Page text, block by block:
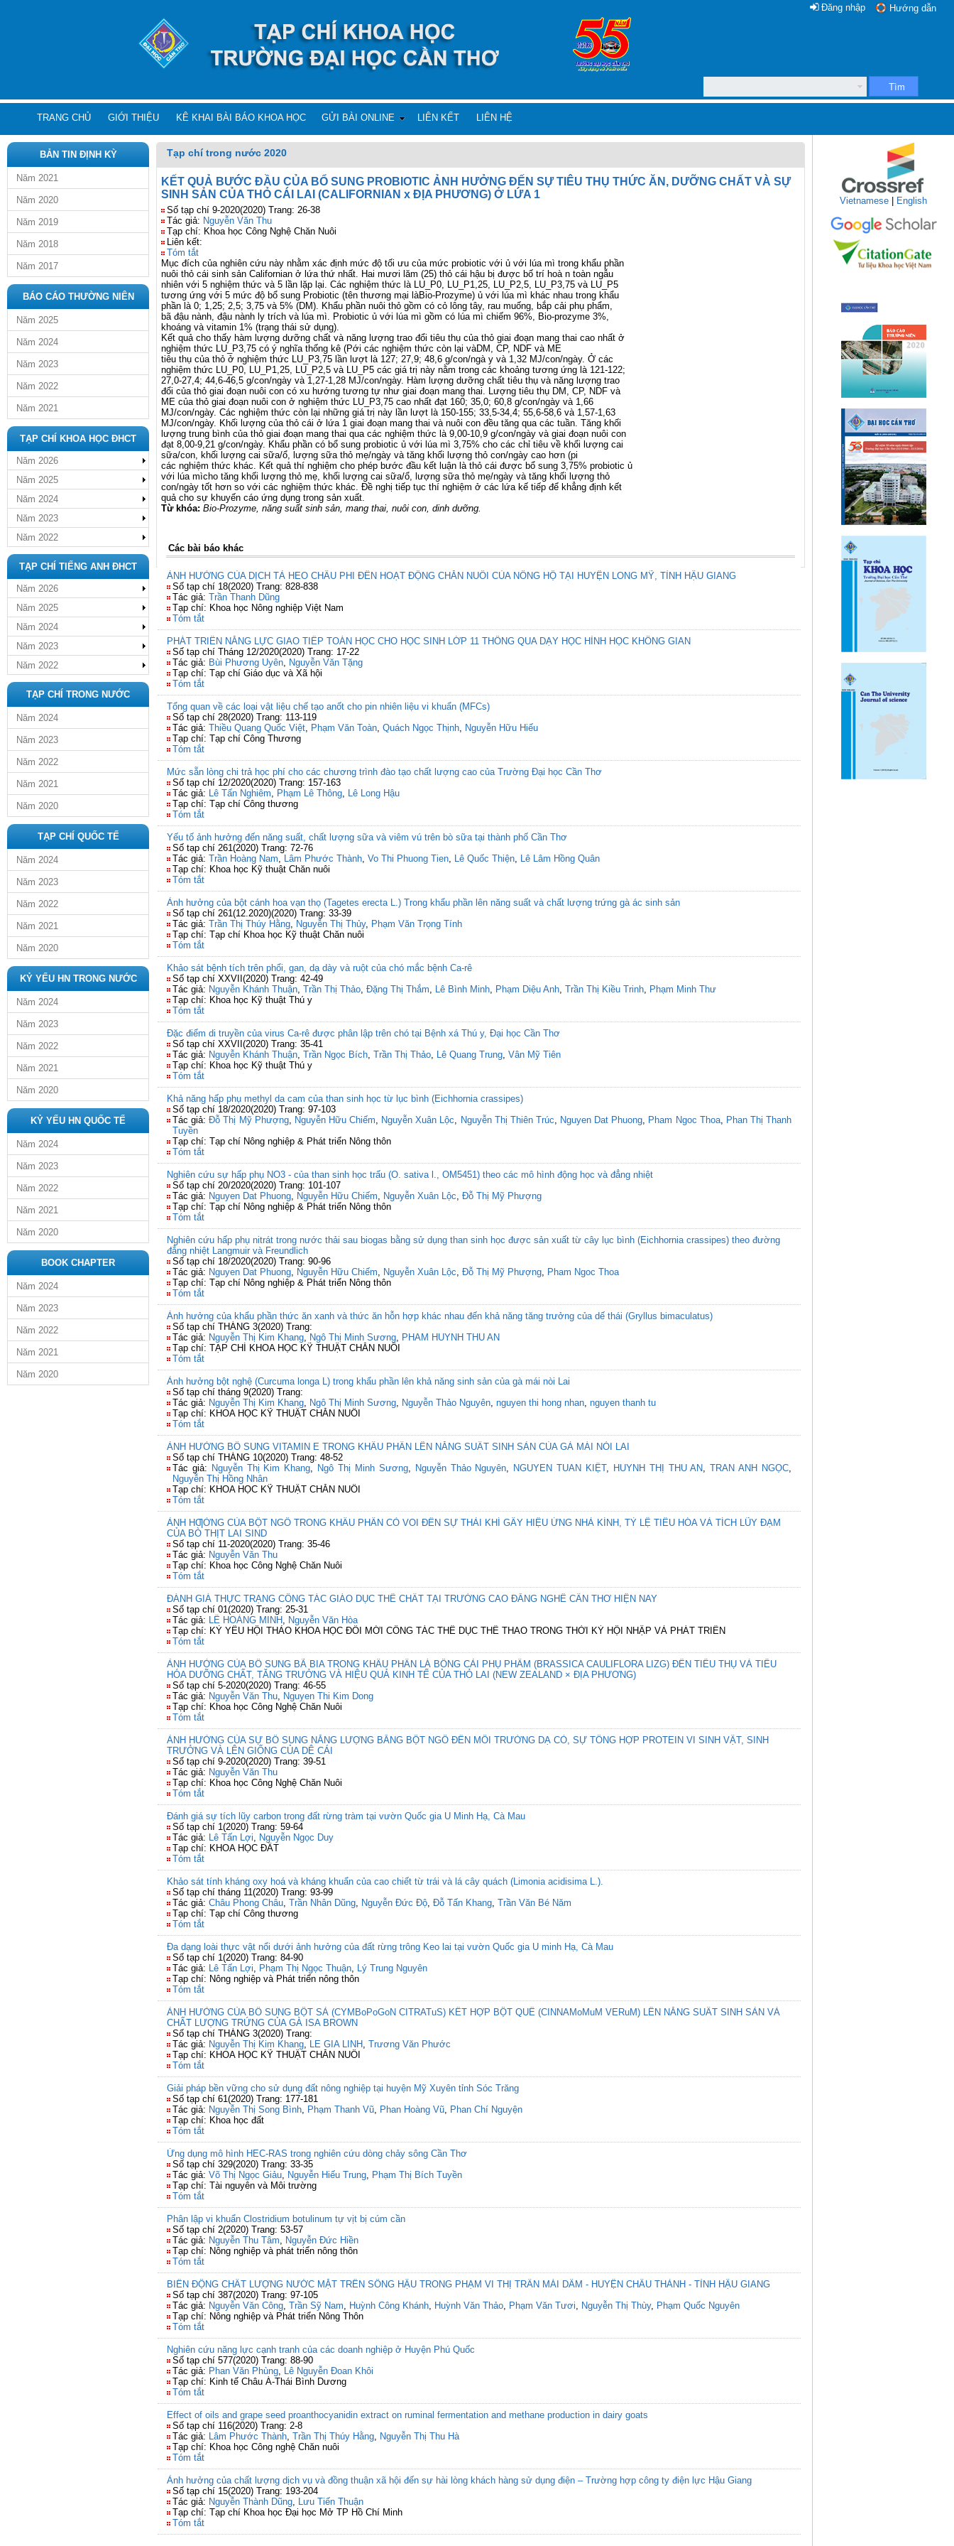
Hướng dẫn
Đăng nhập
Tìm
TRANG CHỦ GIỚI THIỆU KÊ KHAI BÀI BÁO KHOA HỌC GỬI BÀI ONLINE LIÊN KẾT LIÊN HỆ
BẢN TIN ĐỊNH KỲ
Năm 2021
Năm 2020
Năm 2019
Năm 2018
Năm 2017
BÁO CÁO THƯỜNG NIÊN
Năm 2025
Năm 2024
Năm 2023
Năm 2022
Năm 2021
TẠP CHÍ KHOA HỌC ĐHCT
Năm 2026
Năm 2025
Năm 2024
Năm 2023
Năm 2022
TẠP CHÍ TIẾNG ANH ĐHCT
Năm 2026
Năm 2025
Năm 2024
Năm 2023
Năm 2022
TẠP CHÍ TRONG NƯỚC
Năm 2024
Năm 2023
Năm 2022
Năm 2021
Năm 2020
TẠP CHÍ QUỐC TẾ
Năm 2024
Năm 2023
Năm 2022
Năm 2021
Năm 2020
KỶ YẾU HN TRONG NƯỚC
Năm 2024
Năm 2023
Năm 2022
Năm 2021
Năm 2020
KỶ YẾU HN QUỐC TẾ
Năm 2024
Năm 2023
Năm 2022
Năm 2021
Năm 2020
BOOK CHAPTER
Năm 2024
Năm 2023
Năm 2022
Năm 2021
Năm 2020
Tạp chí trong nước 2020
KẾT QUẢ BƯỚC ĐẦU CỦA BỔ SUNG PROBIOTIC ẢNH HƯỞNG ĐẾN SỰ TIÊU THỤ THỨC ĂN, DƯỠNG CHẤT VÀ SỰ
SINH SẢN CỦA THỎ CÁI LAI (CALIFORNIAN x ĐỊA PHƯƠNG) Ở LỨA 1
Số tạp chí 9-2020(2020) Trang: 26-38
Tác giả: Nguyễn Văn Thu
Tạp chí: Khoa học Công Nghệ Chăn Nuôi
Liên kết:
Tóm tắt
Mục đích của nghiên cứu này nhằm xác định mức độ tối ưu của mức probiotic với ủ với lúa mì trong khẩu phần
nuôi thỏ cái sinh sản Californian ở ứa thứ nhất. Hai mươi lăm (25) thỏ cái hậu bị được bố trí hoà n toàn ngẫu
nhiên với 5 nghiệm thức và 5 l ần l ặp l ại. Các nghiệm thức là LU_P0, LU_P1,25, LU_P2,5, LU_P3,75 và LU_P5
tương ứng với 5 mức độ bổ sung Probiotic (tên thương mại làBio-Prozyme) ủ với lúa mì khác nhau trong khẩu
phần là 0; 1,25; 2,5; 3,75 và 5% (DM). Khẩu phần nuôi thỏ gồm có cỏ lông tây, rau muống, bắp cải phụ phẩm,
bã đậu nành, đậu nành ly trích và lúa mì. Probiotic ủ với lúa mì gồm có lúa mì chiếm 96%, Bio-prozyme 3%,
khoáng và vitamin 1% (trạng thái sử dụng).
Kết quả cho thấy hàm lượng dưỡng chất và năng lượng trao đổi tiêu thụ của thỏ giai đoạn mang thai cao nhất ở
nghiệm thức LU_P3,75 có ý nghĩa thống kê (Pới các nghiệm thức còn l ại vàDM, CP, NDF và ME
tiêu thụ của thỏ ở nghiệm thức LU_P3,75 l ần lượt là 127; 27,9; 48,6 g/con/ngà y và 1,32 MJ/con/ngày. Ở các
nghiệm thức LU_P0, LU_P1,25, LU_P2,5 và LU_P5 các giá trị này nằm trong các khoảng tương ứng là 121-122;
27,0-27,4; 44,6-46,5 g/con/ngày và 1,27-1,28 MJ/con/ngày. Hàm lượng dưỡng chất tiêu thụ và năng lượng trao
đổi của thỏ giai đoạn nuôi con có xu hướng tương tự như giai đoạn mang thai. Lượng tiêu thụ DM, CP, NDF và
ME của thỏ giai đoạn nuôi con ở nghiệm thức LU_P3,75 cao nhất đạt 160; 35,0; 60,8 g/con/ngày và 1,66
MJ/con/ngày. Các nghiệm thức còn l ại những giá trị này l ần lượt là 150-155; 33,5-34,4; 55,6-58,6 và 1,57-1,63
MJ/con/ngày. Khối lượng của thỏ cái ở ứa 1 giai đoạn mang thai và nuôi con đều tăng qua các tuần. Tăng khối
lượng trung bình của thỏ giai đoạn mang thai qua các nghiệm thức là 9,00-10,9 g/con/ngày và giai đoạn nuôi con
đạt 8,00-9,21 g/con/ngày. Khẩu phần có bổ sung probiotic ủ với lúa mì 3,75% cho các chỉ tiêu về khối lượng cai
sữa/con, khối lượng cai sữa/ổ, lượng sữa thỏ mẹ/ngày và tăng khối lượng thỏ con/ngày cao hơn (pi
các nghiệm thức khác. Kết quả thí nghiệm cho phép bước đầu kết luận là thỏ cái được bổ sung 3,75% probiotic ủ
với lúa mìcho tăng khối lượng thỏ mẹ, khối lượng cai sữa/ổ, lượng sữa thỏ mẹ/ngày và tăng khối lượng thỏ
con/ngày tốt hơn so với các nghiệm thức khác. Đề nghị tiếp tục thí nghiệm ở các l ứa kế tiếp để khẳng định kết
quả cho sự khuyến cáo ứng dụng trong sản xuất.
Từ khóa: Bio-Prozyme, năng suất sinh sản, mang thai, nuôi con, dinh dưỡng.
Các bài báo khác
ẢNH HƯỞNG CỦA DỊCH TẢ HEO CHÂU PHI ĐẾN HOẠT ĐỘNG CHĂN NUÔI CỦA NÔNG HỘ TẠI HUYỆN LONG MỸ, TỈNH HẬU GIANG
Số tạp chí 18(2020) Trang: 828-838
Tác giả: Trần Thanh Dũng
Tạp chí: Khoa học Nông nghiệp Việt Nam
Tóm tắt
PHÁT TRIỂN NĂNG LỰC GIAO TIẾP TOÁN HỌC CHO HỌC SINH LỚP 11 THÔNG QUA DẠY HỌC HÌNH HỌC KHÔNG GIAN
Số tạp chí Tháng 12/2020(2020) Trang: 17-22
Tác giả: Bùi Phương Uyên, Nguyễn Văn Tặng
Tạp chí: Tạp chí Giáo dục và Xã hội
Tóm tắt
Tổng quan về các loại vật liệu chế tạo anốt cho pin nhiên liệu vi khuẩn (MFCs)
Số tạp chí 28(2020) Trang: 113-119
Tác giả: Thiều Quang Quốc Việt, Phạm Văn Toàn, Quách Ngọc Thịnh, Nguyễn Hữu Hiếu
Tạp chí: Tạp chí Công Thương
Tóm tắt
Mức sẵn lòng chi trả học phí cho các chương trình đào tạo chất lượng cao của Trường Đại học Cần Thơ
Số tạp chí 12/2020(2020) Trang: 157-163
Tác giả: Lê Tấn Nghiêm, Phạm Lê Thông, Lê Long Hậu
Tạp chí: Tạp chí Công thương
Tóm tắt
Yếu tố ảnh hưởng đến năng suất, chất lượng sữa và viêm vú trên bò sữa tại thành phố Cần Thơ
Số tạp chí 261(2020) Trang: 72-76
Tác giả: Trần Hoàng Nam, Lâm Phước Thành, Vo Thi Phuong Tien, Lê Quốc Thiện, Lê Lâm Hồng Quân
Tạp chí: Khoa học Kỹ thuật Chăn nuôi
Tóm tắt
Ảnh hưởng của bột cánh hoa vạn thọ (Tagetes erecta L.) Trong khẩu phần lên năng suất và chất lượng trứng gà ác sinh sản
Số tạp chí 261(12.2020)(2020) Trang: 33-39
Tác giả: Trần Thị Thúy Hằng, Nguyễn Thị Thủy, Phạm Văn Trọng Tính
Tạp chí: Tạp chí Khoa học Kỹ thuật Chăn nuôi
Tóm tắt
Khảo sát bệnh tích trên phổi, gan, dạ dày và ruột của chó mắc bệnh Ca-rê
Số tạp chí XXVII(2020) Trang: 42-49
Tác giả: Nguyễn Khánh Thuận, Trần Thị Thảo, Đặng Thị Thắm, Lê Bình Minh, Phạm Diệu Anh, Trần Thị Kiều Trinh, Phạm Minh Thư
Tạp chí: Khoa học Kỹ thuật Thú y
Tóm tắt
Đặc điểm di truyền của virus Ca-rê được phân lập trên chó tại Bệnh xá Thú y, Đại học Cần Thơ
Số tạp chí XXVII(2020) Trang: 35-41
Tác giả: Nguyễn Khánh Thuận, Trần Ngọc Bích, Trần Thị Thảo, Lê Quang Trung, Vân Mỹ Tiên
Tạp chí: Khoa học Kỹ thuật Thú y
Tóm tắt
Khả năng hấp phụ methyl da cam của than sinh học từ lục bình (Eichhornia crassipes)
Số tạp chí 18/2020(2020) Trang: 97-103
Tác giả:Đỗ Thị Mỹ Phượng, Nguyễn Hữu Chiếm, Nguyễn Xuân Lộc, Nguyễn Thị Thiên Trúc, Nguyen Dat Phuong, Pham Ngoc Thoa, Phan Thị Thanh
Tuyền
Tạp chí: Tạp chí Nông nghiệp & Phát triển Nông thôn
Tóm tắt
Nghiên cứu sự hấp phụ NO3 - của than sinh học trấu (O. sativa l., OM5451) theo các mô hình động học và đẳng nhiệt
Số tạp chí 20/2020(2020) Trang: 101-107
Tác giả: Nguyen Dat Phuong, Nguyễn Hữu Chiếm, Nguyễn Xuân Lộc, Đỗ Thị Mỹ Phượng
Tạp chí: Tạp chí Nông nghiệp & Phát triển Nông thôn
Tóm tắt
Nghiên cứu hấp phụ nitrát trong nước thải sau biogas bằng sử dụng than sinh học được sản xuất từ cây lục bình (Eichhornia crassipes) theo đường
đẳng nhiệt Langmuir và Freundlich
Số tạp chí 18/2020(2020) Trang: 90-96
Tác giả: Nguyen Dat Phuong, Nguyễn Hữu Chiếm, Nguyễn Xuân Lộc, Đỗ Thị Mỹ Phượng, Pham Ngoc Thoa
Tạp chí: Tạp chí Nông nghiệp & Phát triển Nông thôn
Tóm tắt
Ảnh hưởng của khẩu phần thức ăn xanh và thức ăn hỗn hợp khác nhau đến khả năng tăng trưởng của dế thái (Gryllus bimaculatus)
Số tạp chí THÁNG 3(2020) Trang:
Tác giả: Nguyễn Thị Kim Khang, Ngô Thị Minh Sương, PHAM HUYNH THU AN
Tạp chí: TẠP CHÍ KHOA HỌC KỸ THUẬT CHĂN NUÔI
Tóm tắt
Ảnh hưởng bột nghệ (Curcuma longa L) trong khẩu phần lên khả năng sinh sản của gà mái nòi Lai
Số tạp chí tháng 9(2020) Trang:
Tác giả: Nguyễn Thị Kim Khang, Ngô Thị Minh Sương, Nguyễn Thảo Nguyên, nguyen thi hong nhan, nguyen thanh tu
Tạp chí: KHOA HỌC KỸ THUẬT CHĂN NUÔI
Tóm tắt
ẢNH HƯỞNG BỔ SUNG VITAMIN E TRONG KHẨU PHẦN LÊN NĂNG SUẤT SINH SẢN CỦA GÀ MÁI NÒI LAI
Số tạp chí THÁNG 10(2020) Trang: 48-52
Tác giả: Nguyễn Thị Kim Khang, Ngô Thị Minh Sương, Nguyễn Thảo Nguyên, NGUYEN TUAN KIỆT, HUYNH THỊ THU AN,TRAN ANH NGỌC,
Nguyễn Thị Hồng Nhân
Tạp chí: KHOA HỌC KỸ THUẬT CHĂN NUÔI
Tóm tắt
ẢNH HƢỞNG CỦA BỘT NGÔ TRONG KHẨU PHẦN CỎ VOI ĐẾN SỰ THẢI KHÍ GÂY HIỆU ỨNG NHÀ KÍNH, TỶ LỆ TIÊU HÓA VÀ TÍCH LŨY ĐẠM
CỦA BÒ THỊT LAI SIND
Số tạp chí 11-2020(2020) Trang: 35-46
Tác giả: Nguyễn Văn Thu
Tạp chí: Khoa học Công Nghệ Chăn Nuôi
Tóm tắt
ĐÁNH GIÁ THỰC TRẠNG CÔNG TÁC GIÁO DỤC THỂ CHẤT TẠI TRƯỜNG CAO ĐẲNG NGHỀ CẦN THƠ HIỆN NAY
Số tạp chí 01(2020) Trang: 25-31
Tác giả: LÊ HOÀNG MINH , Nguyễn Văn Hòa
Tạp chí: KỶ YẾU HỘI THẢO KHOA HỌC ĐỔI MỚI CÔNG TÁC THỂ DỤC THỂ THAO TRONG THỜI KỲ HỘI NHẬP VÀ PHÁT TRIỂN
Tóm tắt
ẢNH HƯỞNG CỦA BỔ SUNG BÃ BIA TRONG KHẨU PHẦN LÁ BÔNG CẢI PHỤ PHẨM (BRASSICA CAULIFLORA LIZG) ĐẾN TIÊU THỤ VÀ TIÊU
HÓA DƯỠNG CHẤT, TĂNG TRƯỞNG VÀ HIỆU QUẢ KINH TẾ CỦA THỎ LAI (NEW ZEALAND × ĐỊA PHƯƠNG)
Số tạp chí 5-2020(2020) Trang: 46-55
Tác giả: Nguyễn Văn Thu, Nguyen Thi Kim Dong
Tạp chí: Khoa học Công Nghệ Chăn Nuôi
Tóm tắt
ẢNH HƯỞNG CỦA SỰ BỔ SUNG NĂNG LƯỢNG BẰNG BỘT NGÔ ĐẾN MÔI TRƯỜNG DẠ CỎ, SỰ TỔNG HỢP PROTEIN VI SINH VẬT, SINH
TRƯỞNG VÀ LÊN GIỐNG CỦA DÊ CÁI
Số tạp chí 9-2020(2020) Trang: 39-51
Tác giả: Nguyễn Văn Thu
Tạp chí: Khoa học Công Nghệ Chăn Nuôi
Tóm tắt
Đánh giá sự tích lũy carbon trong đất rừng tràm tại vườn Quốc gia U Minh Hạ, Cà Mau
Số tạp chí 1(2020) Trang: 59-64
Tác giả: Lê Tấn Lợi, Nguyễn Ngọc Duy
Tạp chí: KHOA HỌC ĐẤT
Tóm tắt
Khảo sát tính kháng oxy hoá và kháng khuẩn của cao chiết từ trái và lá cây quách (Limonia acidisima L.).
Số tạp chí tháng 11(2020) Trang: 93-99
Tác giả: Châu Phong Châu, Trần Nhân Dũng, Nguyễn Đức Độ, Đỗ Tấn Khang, Trần Văn Bé Năm
Tạp chí: Tạp chí Công thương
Tóm tắt
Đa dạng loài thực vật nổi dưới ảnh hưởng của đất rừng trông Keo lai tại vườn Quốc gia U minh Hạ, Cà Mau
Số tạp chí 1(2020) Trang: 84-90
Tác giả: Lê Tấn Lợi, Phạm Thị Ngọc Thuận, Lý Trung Nguyên
Tạp chí: Nông nghiệp và Phát triển nông thôn
Tóm tắt
ẢNH HƯỞNG CỦA BỔ SUNG BỘT SẢ (CYMBoPoGoN CITRATuS) KẾT HỢP BỘT QUẾ (CINNAMoMuM VERuM) LÊN NĂNG SUẤT SINH SẢN VÀ
CHẤT LƯỢNG TRỨNG CỦA GÀ ISA BROWN
Số tạp chí THÁNG 3(2020) Trang:
Tác giả: Nguyễn Thị Kim Khang, LE GIA LINH , Trương Văn Phước
Tạp chí: KHOA HỌC KỸ THUẬT CHĂN NUÔI
Tóm tắt
Giải pháp bền vững cho sử dụng đất nông nghiệp tại huyện Mỹ Xuyên tỉnh Sóc Trăng
Số tạp chí 61(2020) Trang: 177-181
Tác giả: Nguyễn Thị Song Bình, Phạm Thanh Vũ, Phan Hoàng Vũ, Phan Chí Nguyện
Tạp chí: Khoa học đất
Tóm tắt
Ứng dụng mô hình HEC-RAS trong nghiên cứu dòng chảy sông Cần Thơ
Số tạp chí 329(2020) Trang: 33-35
Tác giả: Võ Thị Ngọc Giảu, Nguyễn Hiếu Trung, Phạm Thị Bích Tuyền
Tạp chí: Tài nguyên và Môi trường
Tóm tắt
Phân lập vi khuẩn Clostridium botulinum tự vịt bị cúm cần
Số tạp chí 2(2020) Trang: 53-57
Tác giả: Nguyễn Thu Tâm, Nguyễn Đức Hiền
Tạp chí: Nông nghiệp và phát triển nông thôn
Tóm tắt
BIẾN ĐỘNG CHẤT LƯỢNG NƯỚC MẶT TRÊN SÔNG HẬU TRONG PHẠM VI THỊ TRẤN MÁI DẦM - HUYỆN CHÂU THÀNH - TỈNH HẬU GIANG
Số tạp chí 387(2020) Trang: 97-105
Tác giả: Nguyễn Văn Công, Trần Sỹ Nam, Huỳnh Công Khánh, Huỳnh Văn Thảo, Phạm Văn Tươi, Nguyễn Thị Thùy, Phạm Quốc Nguyên
Tạp chí: Nông nghiệp và Phát triển Nông Thôn
Tóm tắt
Nghiên cứu năng lực cạnh tranh của các doanh nghiệp ở Huyện Phú Quốc
Số tạp chí 577(2020) Trang: 88-90
Tác giả: Phan Văn Phùng, Lê Nguyễn Đoan Khôi
Tạp chí: Kinh tế Châu Á-Thái Bình Dương
Tóm tắt
Effect of oils and grape seed proanthocyanidin extract on ruminal fermentation and methane production in dairy goats
Số tạp chí 116(2020) Trang: 2-8
Tác giả: Lâm Phước Thành, Trần Thị Thúy Hằng, Nguyễn Thị Thu Hà
Tạp chí: Khoa học Công nghệ Chăn nuôi
Tóm tắt
Ảnh hưởng của chất lượng dịch vụ và đồng thuận xã hội đến sự hài lòng khách hàng sử dụng điện – Trường hợp công ty điện lực Hậu Giang
Số tạp chí 15(2020) Trang: 193-204
Tác giả: Nguyễn Thành Dũng, Lưu Tiến Thuận
Tạp chí: Tạp chí Khoa học Đại học Mở TP Hồ Chí Minh
Tóm tắt
Vietnamese English